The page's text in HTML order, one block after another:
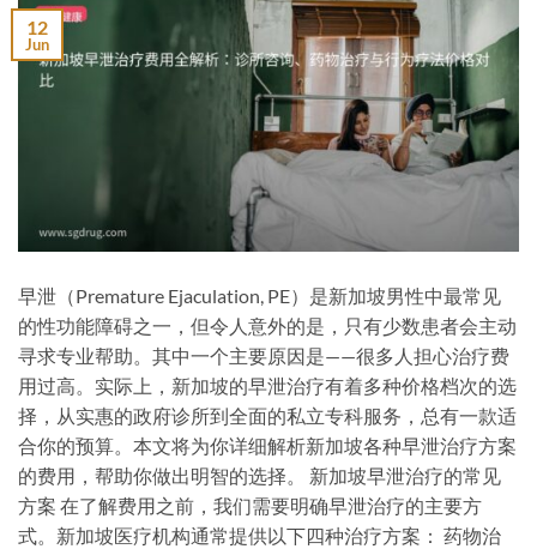
12
Jun
早泄（Premature Ejaculation, PE）是新加坡男性中最常见
的性功能障碍之一，但令人意外的是，只有少数患者会主动
寻求专业帮助。其中一个主要原因是——很多人担心治疗费
用过高。实际上，新加坡的早泄治疗有着多种价格档次的选
择，从实惠的政府诊所到全面的私立专科服务，总有一款适
合你的预算。本文将为你详细解析新加坡各种早泄治疗方案
的费用，帮助你做出明智的选择。 新加坡早泄治疗的常见
方案 在了解费用之前，我们需要明确早泄治疗的主要方
式。新加坡医疗机构通常提供以下四种治疗方案： 药物治